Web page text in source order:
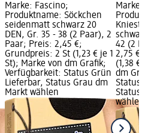
Marke: Fascino;
Produktname: Söckchen
seidenmatt schwarz 20
DEN, Gr. 35 - 38 (2 Paar), 2
Paar; Preis: 2,45 €;
Grundpreis: 2 St (1,23 € je 1
St); Marke von dm Grafik;
Verfügbarkeit: Status Grün
Lieferbar, Status Grau dm
Markt wählen
Marke:
schwarz
42 (2
2,75 €;
(1,38 €
dm
Status
Status
wählen